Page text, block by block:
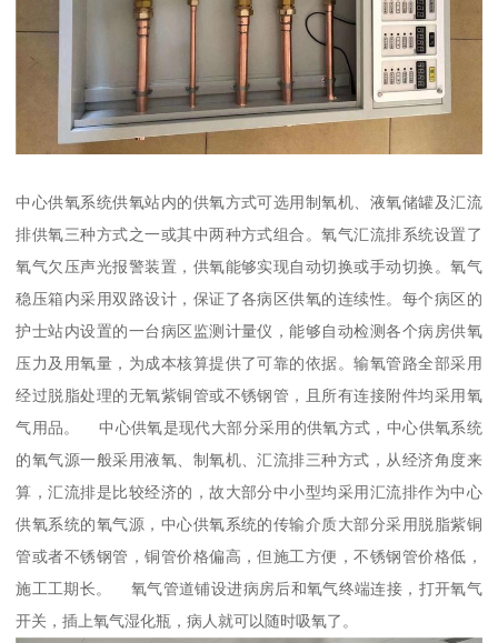
中心供氧系统供氧站内的供氧方式可选用制氧机、液氧储罐及汇流
排供氧三种方式之一或其中两种方式组合。氧气汇流排系统设置了
氧气欠压声光报警装置，供氧能够实现自动切换或手动切换。氧气
稳压箱内采用双路设计，保证了各病区供氧的连续性。每个病区的
护士站内设置的一台病区监测计量仪，能够自动检测各个病房供氧
压力及用氧量，为成本核算提供了可靠的依据。输氧管路全部采用
经过脱脂处理的无氧紫铜管或不锈钢管，且所有连接附件均采用氧
气用品。 中心供氧是现代大部分采用的供氧方式，中心供氧系统
的氧气源一般采用液氧、制氧机、汇流排三种方式，从经济角度来
算，汇流排是比较经济的，故大部分中小型均采用汇流排作为中心
供氧系统的氧气源，中心供氧系统的传输介质大部分采用脱脂紫铜
管或者不锈钢管，铜管价格偏高，但施工方便，不锈钢管价格低，
施工工期长。 氧气管道铺设进病房后和氧气终端连接，打开氧气
开关，插上氧气湿化瓶，病人就可以随时吸氧了。